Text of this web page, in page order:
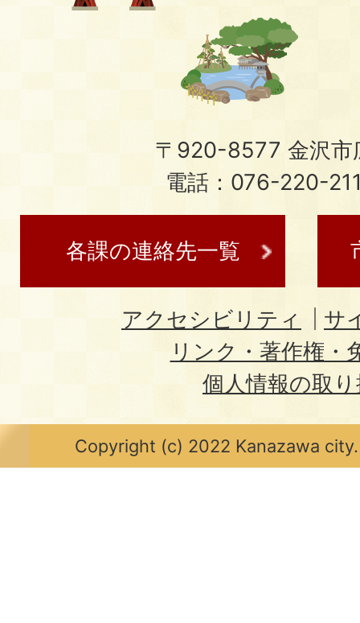
〒920-8577 金沢市
電話：076-220-
各課の連絡先一覧
アクセシビリティ
サ
リンク・著作権・
個人情報の取
Copyright (c) 2022 Kanazawa